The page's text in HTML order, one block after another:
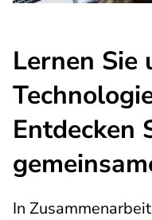
Lernen Sie
Entdecken
In